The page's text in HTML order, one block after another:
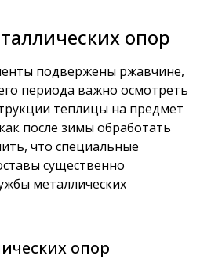
опор
подвержены ржавчине,
периода важно осмотреть
теплицы на предмет
после зимы обработать
что специальные
существенно
металлических
опор